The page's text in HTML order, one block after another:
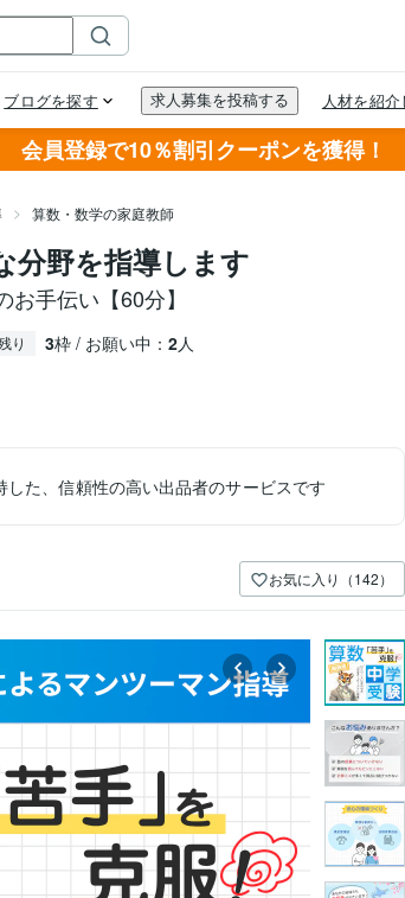
会員登録で10％割引クーポンを獲得！
算数・数学の家庭教師
野を指導します
手伝い【60分】
り 3枠 / お願い中： 2人
た、信頼性の高い出品者のサービスです
お気に入り（142）